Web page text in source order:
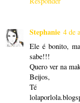
Stephanie 4 de
Ele é bonito,
sabe!!!
Quero ver na
Beijos,
Té